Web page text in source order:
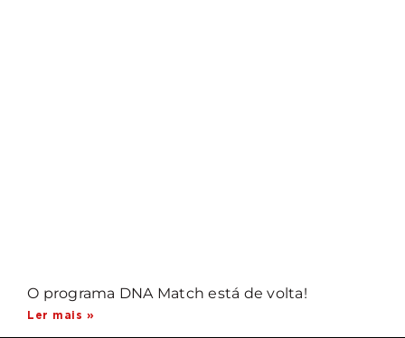
O programa DNA Match está de volta!
Ler mais »